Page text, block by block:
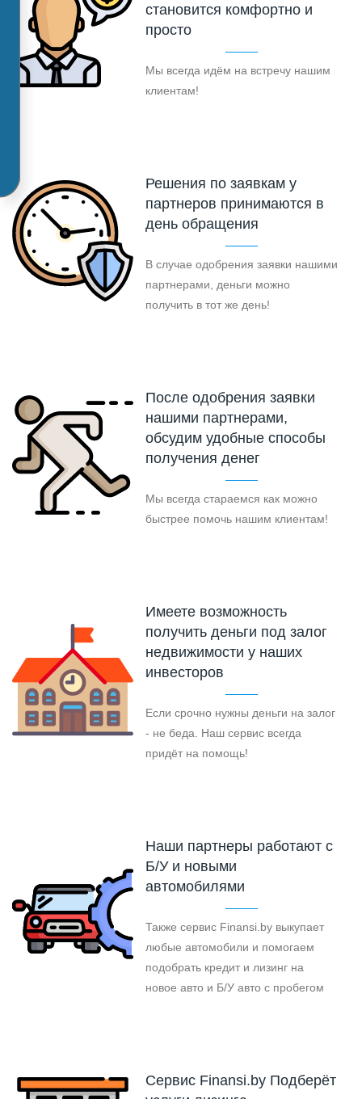
становится комфортно и
просто
Мы всегда идём на встречу нашим
клиентам!
Решения по заявкам у
партнеров принимаются в
день обращения
В случае одобрения заявки нашими
партнерами, деньги можно
получить в тот же день!
После одобрения заявки
нашими партнерами,
обсудим удобные способы
получения денег
Мы всегда стараемся как можно
быстрее помочь нашим клиентам!
Имеете возможность
получить деньги под залог
недвижимости у наших
инвесторов
Если срочно нужны деньги на залог
- не беда. Наш сервис всегда
придёт на помощь!
Наши партнеры работают с
Б/У и новыми
автомобилями
Также сервис Finansi.by выкупает
любые автомобили и помогаем
подобрать кредит и лизинг на
новое авто и Б/У авто с пробегом
Cервис Finansi.by Подберёт